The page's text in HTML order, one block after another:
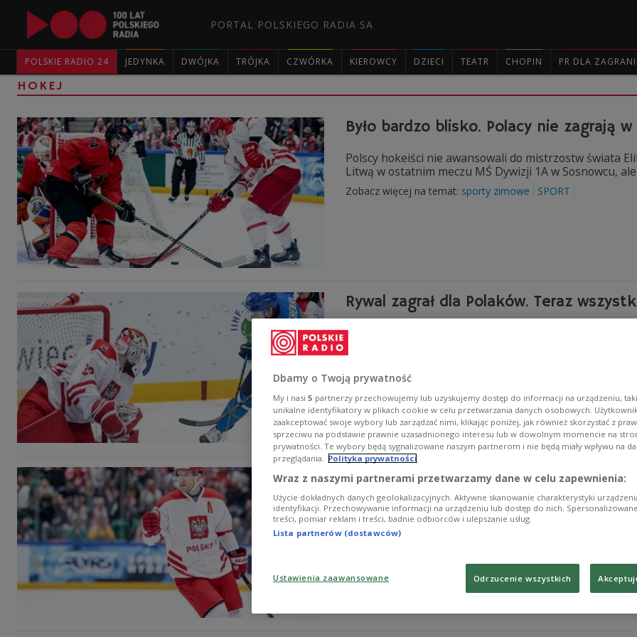
PORTAL POLSKIEGO RADIA SA
POLSKIE RADIO 24 JEDYNKA DWÓJKA TRÓJKA CZWÓRKA KIEROWCY DZIECI TEATR CHOPIN PR DLA
HOKEJ
Było bardzo blisko. Polacy nie zagrają w
Polscy hokeiści nie awansowali do mistrzostw świata
Litwą w ostatnim meczu MŚ Dywizji 1A w Sosnowcu,
Zobacz więcej na temat: sporty zimowe SPORT
Rywal zagrał dla Polaków. Teraz
Pewni awansu do elity hokeiści Kazachstanu wygrali
mistrzostwach świata Dywizji 1A w Sosnowcu. Ten
tercjach Litwę, to również zagra za rok na najwyższym
Zobacz więcej na temat:
Ważna wygrana Polaków na MŚ. Nadal
Polscy hokeiści pokonali Japonię 4:2 (1:1, 1:1, 2:0) w
mistrzostw świata Dywizji 1A. Spotkanie nie obyło się
wygrali z hokeistami z Kraju Kwitnącej Wiśni, co jest
Dbamy o Twoją prywatność
My i nasi 5 partnerzy przechowujemy lub uzyskujemy dostęp do informacji na urządzeniu,
unikalne identyfikatory w plikach cookie w celu przetwarzania danych osobowych.
zaakceptować swoje wybory lub zarządzać nimi, klikając poniżej, jak również skorzystać z
sprzeciwu na podstawie prawnie uzasadnionego interesu lub w dowolnym momencie na
prywatności. Te wybory będą sygnalizowane naszym partnerom i nie będą miały wpływu na
przeglądania. Polityka prywatności
Wraz z naszymi partnerami przetwarzamy dane w celu zapewnienia:
Użycie dokładnych danych geolokalizacyjnych. Aktywne skanowanie charakterystyki
identyfikacji. Przechowywanie informacji na urządzeniu lub dostęp do nich.
treści, pomiar reklam i treści, badnie odbiorców i ulepszanie usług.
Lista partnerów (dostawców)
Ustawienia zaawansowane Odrzucenie wszystkich